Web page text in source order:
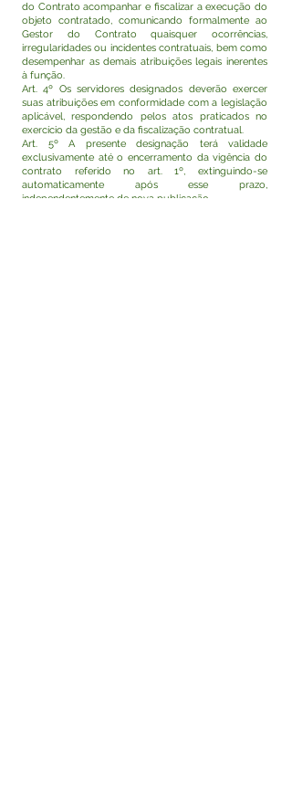
do Contrato acompanhar e fiscalizar a execução do
objeto contratado, comunicando formalmente ao
Gestor do Contrato quaisquer ocorrências,
irregularidades ou incidentes contratuais, bem como
desempenhar as demais atribuições legais inerentes
à função.
Art. 4º Os servidores designados deverão exercer
suas atribuições em conformidade com a legislação
aplicável, respondendo pelos atos praticados no
exercício da gestão e da fiscalização contratual.
Art. 5º A presente designação terá validade
exclusivamente até o encerramento da vigência do
contrato referido no art. 1º, extinguindo-se
automaticamente após esse prazo,
independentemente de nova publicação.